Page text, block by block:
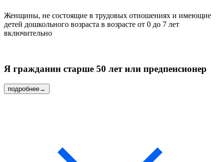
Женщины, не состоящие в трудовых отношениях и имеющие
детей дошкольного возраста в возрасте от 0 до 7 лет
включительно
Я гражданин старше 50 лет или предпенсионер
подробнее→